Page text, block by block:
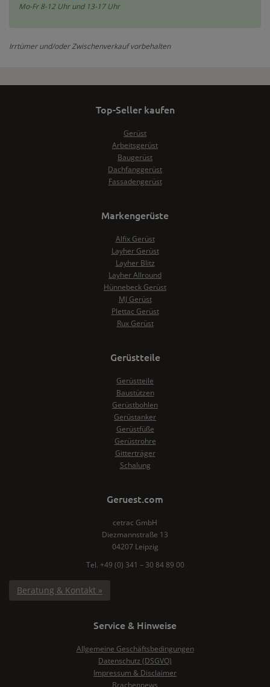
Mo-Fr 8-12 Uhr und 13-17 Uhr
Irrtümer und/oder Zwischenverkauf vorbehalten
Top-Seller kaufen
Gerüst
Arbeitsgerüst
Baugerüst
Dachfanggerüst
Fassadengerüst
Markengerüste
Alfix Gerüst
Layher Gerüst
Layher Blitz
Layher Allround
Hünnebeck Gerüst
MJ Gerüst
Plettac Gerüst
Rux Gerüst
Gerüstteile
Gerüstteile
Baustützen
Gerüstbohlen
Gerüstanker
Gerüstfüße
Gerüstrohre
Gitterträger
Schalung
Geruest.com
cetrac GmbH
Diezmannstraße 13
04207 Leipzig
Tel. +49 (0) 341 – 30 84 89 00
Beratung & Kontakt »
Service & Hinweise
Allgemeine Geschäftsbedingungen
Datenschutz (DSGVO)
Impressum & Disclaimer
Brachennews